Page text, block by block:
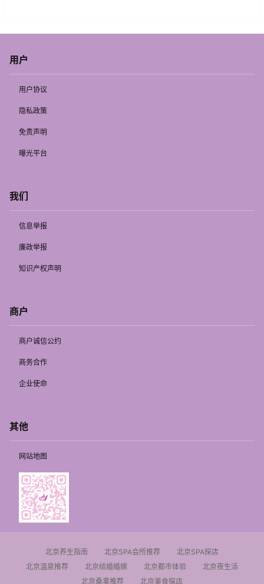
用户
用户协议
隐私政策
免责声明
曝光平台
我们
信息举报
廉政举报
知识产权声明
商户
商户诚信公约
商务合作
企业使命
其他
网站地图
北京养生指南 北京SPA会所推荐
北京SPA探店
北京温泉推荐
北京结婚婚嫁 北京都市体验
北京夜生活
北京桑拿推荐
北京美食探店